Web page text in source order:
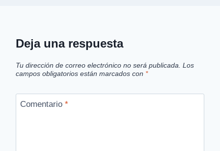
Deja una respuesta
Tu dirección de correo electrónico no será publicada. Los
campos obligatorios están marcados con *
Comentario *